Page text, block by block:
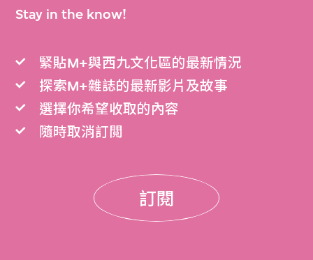
Stay in the know!
緊貼M+與西九文化區的最新情況
探索M+雜誌的最新影片及故事
選擇你希望收取的內容
隨時取消訂閲
訂閱